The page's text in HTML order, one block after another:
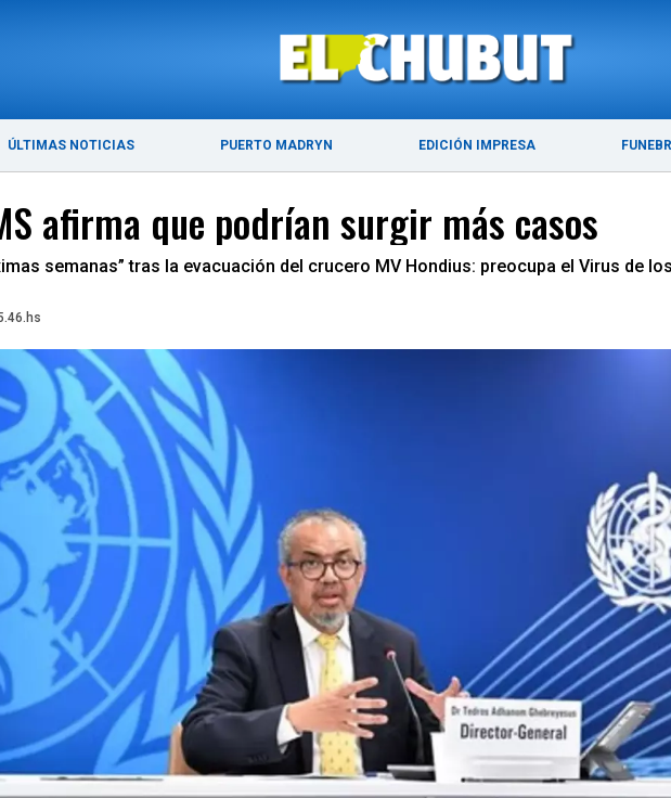
ÚLTIMAS NOTICIAS PUERTO MADRYN EDICIÓN IMPRESA
ÚLTIMAS NOTICIAS PUERTO MADRYN
afirma que podrían surgir más casos
semanas” tras la evacuación del crucero MV Hondius: preocupa el Virus de